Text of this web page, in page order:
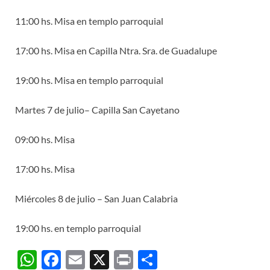
11:00 hs. Misa en templo parroquial
17:00 hs. Misa en Capilla Ntra. Sra. de Guadalupe
19:00 hs. Misa en templo parroquial
Martes 7 de julio– Capilla San Cayetano
09:00 hs. Misa
17:00 hs. Misa
Miércoles 8 de julio – San Juan Calabria
19:00 hs. en templo parroquial
W F
E
X
P